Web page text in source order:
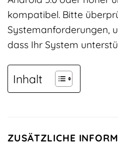
kompatibel. Bitte
Systemanforderungen,
dass Ihr System
Inhalt
ZUSÄTZLICHE